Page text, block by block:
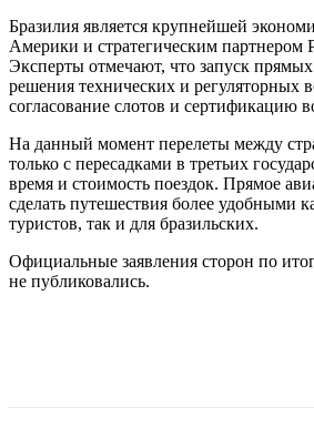
Бразилия является крупнейшей
Америки и стратегическим партнером
Эксперты отмечают, что запуск прямых
решения технических и регуляторных
согласование слотов и сертификацию
На данный момент перелеты между
только с пересадками в третьих
время и стоимость поездок. Прямое
сделать путешествия более удобными
туристов, так и для бразильских.
Официальные заявления сторон по
не публиковались.